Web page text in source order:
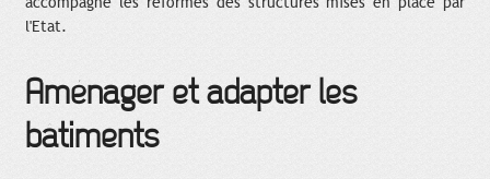
l'Etat.
Aménager et adapter les
bâtiments